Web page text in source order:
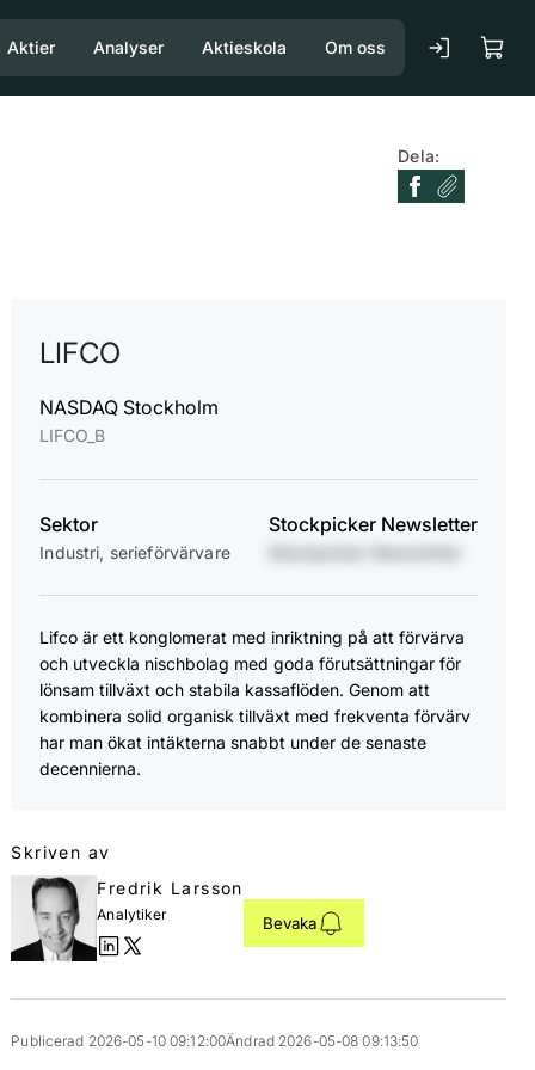
Aktier Analyser Aktieskola Om oss
Dela:
LIFCO
NASDAQ Stockholm
LIFCO_B
Sektor
Industri, serieförvärvare
Stockpicker Newsletter
Lifco är ett konglomerat med inriktning på att förvärva
och utveckla nischbolag med goda förutsättningar för
lönsam tillväxt och stabila kassaflöden. Genom att
kombinera solid organisk tillväxt med frekventa förvärv
har man ökat intäkterna snabbt under de senaste
decennierna.
Skriven av
Fredrik Larsson
Analytiker Bevaka
Publicerad 2026-05-10 09:12:00Ändrad 2026-05-08 09:13:50